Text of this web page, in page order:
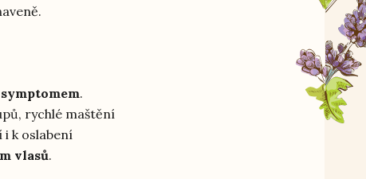
.
rychlé maštění
k oslabení
vlasů.